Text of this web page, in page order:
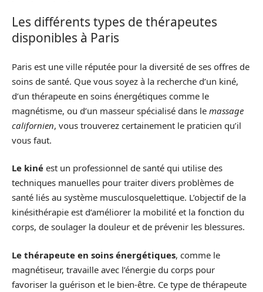
Les différents types de thérapeutes
disponibles à Paris
Paris est une ville réputée pour la diversité de ses offres de
soins de santé. Que vous soyez à la recherche d’un kiné,
d’un thérapeute en soins énergétiques comme le
magnétisme, ou d’un masseur spécialisé dans le massage
californien, vous trouverez certainement le praticien qu’il
vous faut.
Le kiné est un professionnel de santé qui utilise des
techniques manuelles pour traiter divers problèmes de
santé liés au système musculosquelettique. L’objectif de la
kinésithérapie est d’améliorer la mobilité et la fonction du
corps, de soulager la douleur et de prévenir les blessures.
Le thérapeute en soins énergétiques, comme le
magnétiseur, travaille avec l’énergie du corps pour
favoriser la guérison et le bien-être. Ce type de thérapeute